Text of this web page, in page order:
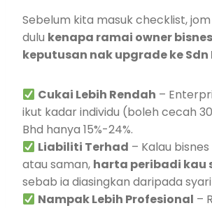
Sebelum kita masuk checklist,
dulu kenapa ramai owner
keputusan nak upgrade ke Sdn
Cukai Lebih Rendah –
ikut kadar individu (boleh cecah
Bhd hanya 15%-24%.
Liabiliti Terhad – Kalau
atau saman, harta peribadi kau
sebab ia diasingkan daripada
Nampak Lebih Profesional –